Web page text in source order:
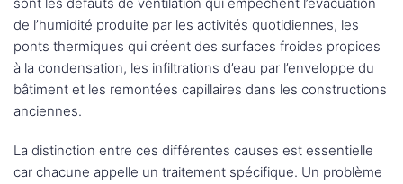
de l’humidité produite par les activités quotidiennes, les
ponts thermiques qui créent des surfaces froides propices
à la condensation, les infiltrations d’eau par l’enveloppe du
bâtiment et les remontées capillaires dans les constructions
anciennes.
La distinction entre ces différentes causes est essentielle
car chacune appelle un traitement spécifique. Un problème